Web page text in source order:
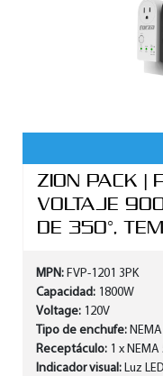
ZION PACK |
VOLTAJE
DE 350°,
MPN: FVP-1201 3PK
Capacidad: 1800W
Voltage: 120V
Tipo de enchufe:
Receptáculo: 1 x NEMA
Indicador visual: Luz